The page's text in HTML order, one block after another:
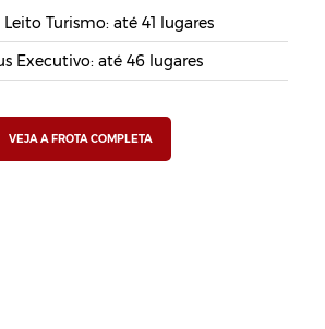
Turismo: até 41 lugares
Executivo: até 46 lugares
VEJA A FROTA COMPLETA